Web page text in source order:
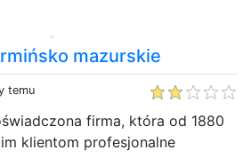
mazurskie
temu
firma, która od 1880
klientom profesjonalne